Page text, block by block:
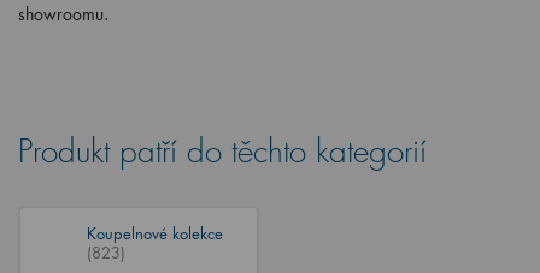
showroomu.
Produkt patří do těchto kategorií
Koupelnové kolekce
(823)